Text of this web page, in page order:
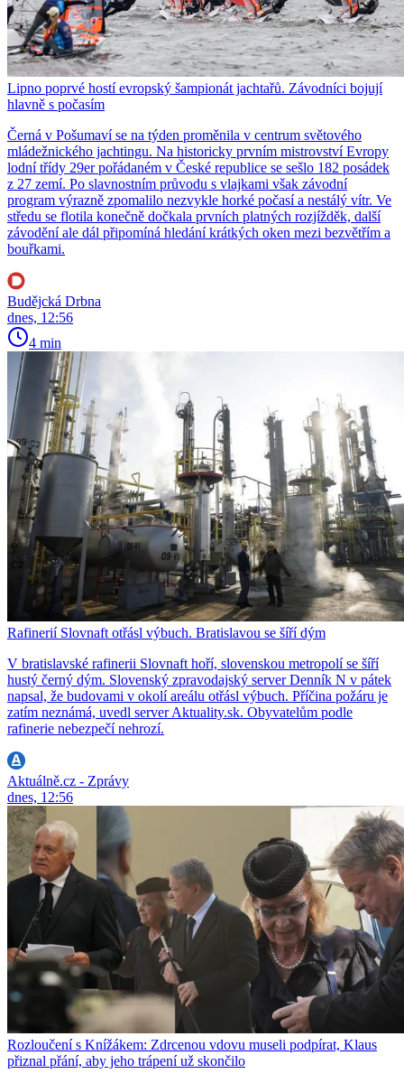
Lipno poprvé hostí evropský šampionát jachtařů. Závodníci bojují
hlavně s počasím
Černá v Pošumaví se na týden proměnila v centrum světového
mládežnického jachtingu. Na historicky prvním mistrovství Evropy
lodní třídy 29er pořádaném v České republice se sešlo 182 posádek
z 27 zemí. Po slavnostním průvodu s vlajkami však závodní
program výrazně zpomalilo nezvykle horké počasí a nestálý vítr. Ve
středu se flotila konečně dočkala prvních platných rozjížděk, další
závodění ale dál připomíná hledání krátkých oken mezi bezvětřím a
bouřkami.
Budějcká Drbna
dnes, 12:56
4 min
Rafinerií Slovnaft otřásl výbuch. Bratislavou se šíří dým
V bratislavské rafinerii Slovnaft hoří, slovenskou metropolí se šíří
hustý černý dým. Slovenský zpravodajský server Denník N v pátek
napsal, že budovami v okolí areálu otřásl výbuch. Příčina požáru je
zatím neznámá, uvedl server Aktuality.sk. Obyvatelům podle
rafinerie nebezpečí nehrozí.
Aktuálně.cz - Zprávy
dnes, 12:56
Rozloučení s Knížákem: Zdrcenou vdovu museli podpírat, Klaus
přiznal přání, aby jeho trápení už skončilo